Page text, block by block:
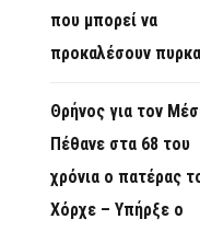
που μπορεί να
προκαλέσουν
Θρήνος για τον
Πέθανε στα 68 του
χρόνια ο πατέρας
Χόρχε – Υπήρξε ο